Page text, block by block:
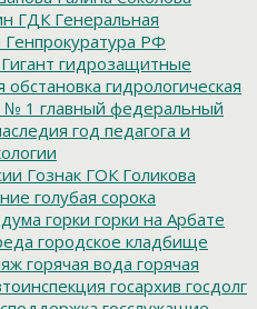
ГДК Генеральная
Генпрокуратура РФ
Гигант гидрозащитные
обстановка гидрологическая
№ 1 главный федеральный
год педагога и
Гознак ГОК Голикова
голубая сорока
горки горки на Арбате
городское кладбище
горячая вода горячая
госархив госдолг